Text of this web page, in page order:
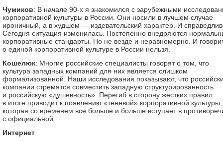
Чумиков: В начале 90-х я знакомился с зарубежными
корпоративной культуры в России. Они носили в лучшем случае
ироничный, а в худшем — издевательский характер. И
Сегодня ситуация изменилась. Постепенно внедряются
корпоративные стандарты. Но не везде и неравномерно. И
о единой корпоративной культуре в России нельзя.
Кошелюк: Многие российские специалисты говорят о том, что
культура западных компаний для них является слишком
формализованной. Наши исследования показывают, что
компании стремятся совместить западную структурированность
и российскую «душевность». Перегиб в сторону жестких правил
в итоге приводит к появлению «теневой» корпоративной культуры,
которая со временем все больше и больше вступает в
с официальной.
Интернет